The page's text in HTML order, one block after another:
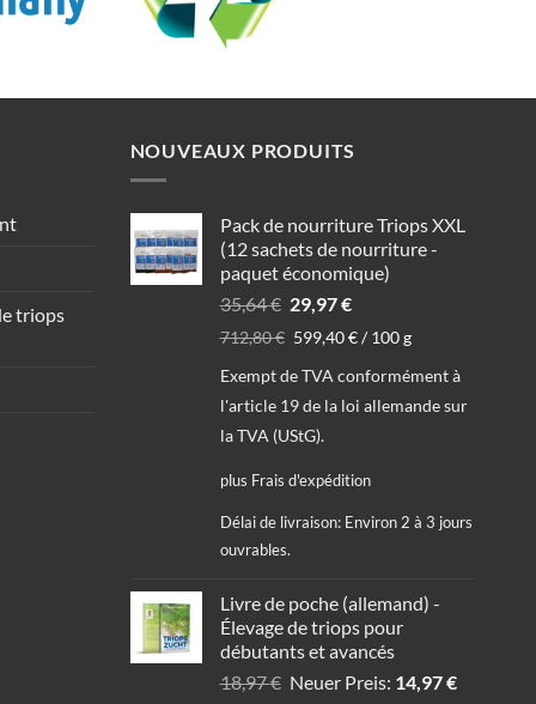
triops
NOUVEAUX PRODUITS
Pack de nourriture Triops XXL
(12 sachets de nourriture -
paquet économique)
35,64€ Le
prix
initial
était :
35,64 €.
29,97€Le
prix
actuel
est :
29,97 €.
712,80€ 599,40€/ 100g
Exempt de TVA conformément à
l'article 19 de la loi allemande sur
la TVA (UStG).
plus Frais d'expédition
Délai de livraison: Environ 2 à 3 jours
ouvrables.
Livre de poche (allemand) -
Élevage de triops pour
débutants et avancés
18,97€ Le
Neuer Preis: 14,97€Le